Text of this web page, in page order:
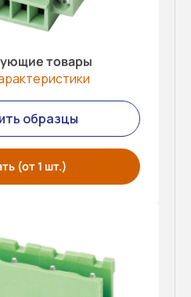
товары
образцы
(от 1 шт.)